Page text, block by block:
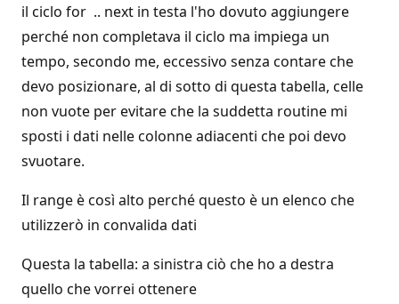
il ciclo for .. next in testa l'ho dovuto aggiungere
perché non completava il ciclo ma impiega un
tempo, secondo me, eccessivo senza contare che
devo posizionare, al di sotto di questa tabella, celle
non vuote per evitare che la suddetta routine mi
sposti i dati nelle colonne adiacenti che poi devo
svuotare.
Il range è così alto perché questo è un elenco che
utilizzerò in convalida dati
Questa la tabella: a sinistra ciò che ho a destra
quello che vorrei ottenere